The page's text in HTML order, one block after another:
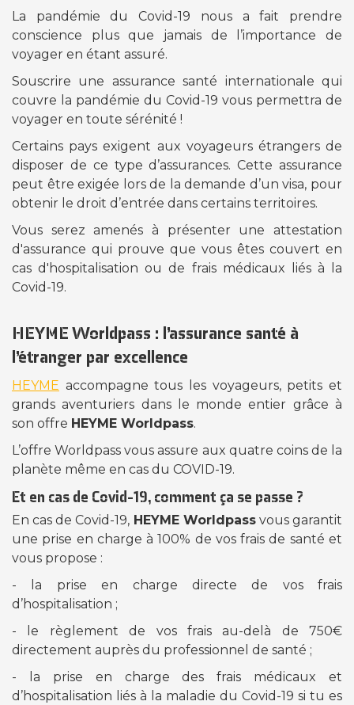
La pandémie du Covid-19 nous a fait prendre
conscience plus que jamais de l’importance de
voyager en étant assuré.
Souscrire une assurance santé internationale qui
couvre la pandémie du Covid-19 vous permettra de
voyager en toute sérénité !
Certains pays exigent aux voyageurs étrangers de
disposer de ce type d’assurances. Cette assurance
peut être exigée lors de la demande d’un visa, pour
obtenir le droit d’entrée dans certains territoires.
Vous serez amenés à présenter une attestation
d'assurance qui prouve que vous êtes couvert en
cas d'hospitalisation ou de frais médicaux liés à la
Covid-19.
HEYME Worldpass : l’assurance santé à
l’étranger par excellence
HEYME accompagne tous les voyageurs, petits et
grands aventuriers dans le monde entier grâce à
son offre HEYME Worldpass.
L’offre Worldpass vous assure aux quatre coins de la
planète même en cas du COVID-19.
Et en cas de Covid-19, comment ça se passe ?
En cas de Covid-19, HEYME Worldpassvous garantit
une prise en charge à 100% de vos frais de santé et
vous propose :
- la prise en charge directe de vos frais
d’hospitalisation ;
- le règlement de vos frais au-delà de 750€
directement auprès du professionnel de santé ;
- la prise en charge des frais médicaux et
d’hospitalisation liés à la maladie du Covid-19 si tu es